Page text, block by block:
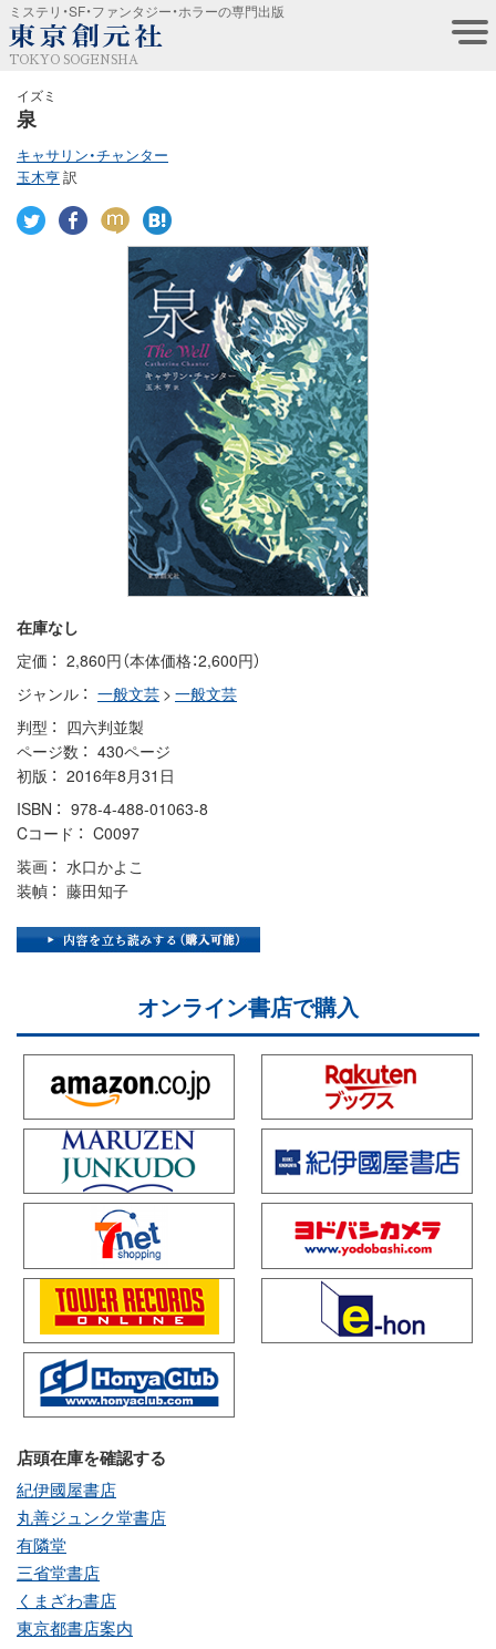
ミステリ・SF・ファンタジー・ホラーの専門出版
TOKYO SOGENSHA
イズミ
泉
キャサリン・チャンター
玉木亨訳
在庫なし
定価
2,860円（本体価格：2,600円）
ジャンル
一般文芸 > 一般文芸
判型
四六判並製
ページ数
430ページ
初版
2016年8月31日
ISBN
978-4-488-01063-8
Cコード
C0097
装画
水口かよこ
装幀
藤田知子
オンライン書店で購入
店頭在庫を確認する
紀伊國屋書店
丸善ジュンク堂書店
有隣堂
三省堂書店
くまざわ書店
東京都書店案内